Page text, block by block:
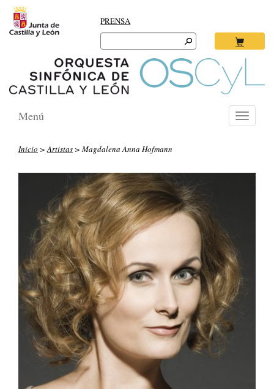
PRENSA
Search
for:
Toggle
Menú
Inicio >Artistas > Magdalena Anna Hofmann